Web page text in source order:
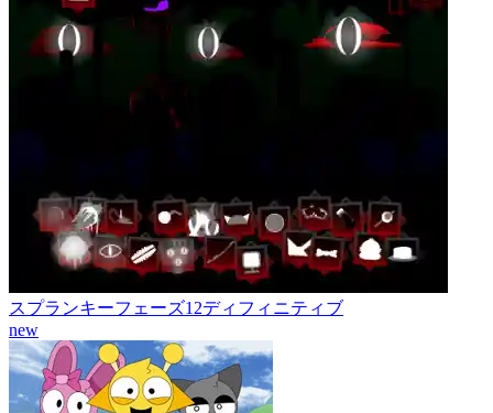
スプランキーフェーズ12ディフィニティブ
new